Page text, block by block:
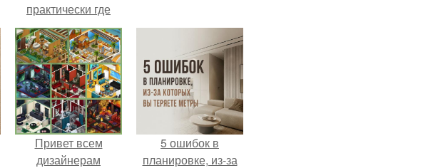
практически где
угодно.
Привет всем
дизайнерам
5 ошибок в
планировке, из-за